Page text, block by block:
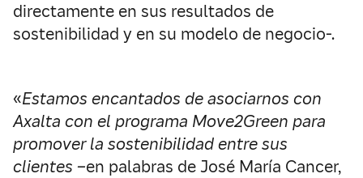
directamente en sus resultados de
sostenibilidad y en su modelo de negocio-.
«Estamos encantados de asociarnos con
Axalta con el programa Move2Green para
promover la sostenibilidad entre sus
clientes –en palabras de José María Cancer,